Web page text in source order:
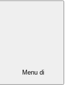
Menu di